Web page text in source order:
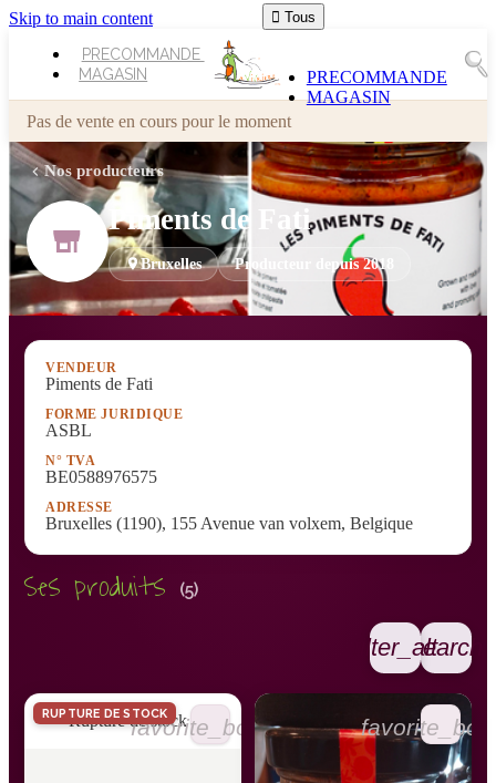
Skip to main content
PRECOMMANDE
MAGASIN
 Tous
PRECOMMANDE
MAGASIN
Pas de vente en cours pour le moment
Nos producteurs
Piments de Fati
Bruxelles Producteur depuis 2018
VENDEUR
Piments de Fati
FORME JURIDIQUE
ASBL
N° TVA
BE0588976575
ADRESSE
Bruxelles (1190), 155 Avenue van volxem, Belgique
Ses produits (5)
filter_altsearch
favorite_border
RUPTURE DE STOCK
Rupture de stock